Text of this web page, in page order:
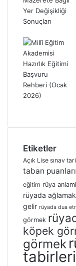
Etiketler
Açık Lise sınav
taban
eğitim rüya
rüyada ağlamak
gelir rüyada dua
görmek
köpek
görmek
tabirleri